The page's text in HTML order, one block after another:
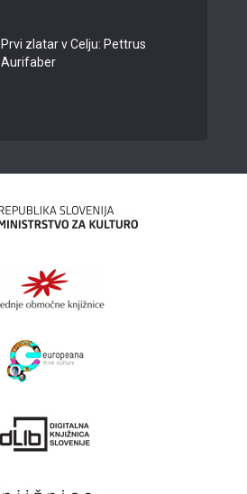
Prvi zlatar v Celju: Pettrus
Aurifaber